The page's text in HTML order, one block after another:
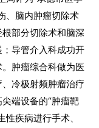
、脑内肿瘤切除术
部分切除术和脑深
导管介入科成功开
肿瘤综合科做为医
冷极射频肿瘤治疗
端设备的“肿瘤靶
疾病进行手术、